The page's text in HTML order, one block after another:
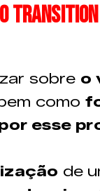
sobre o
como
esse
de